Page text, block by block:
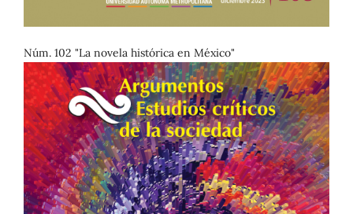
Núm. 102 "La novela histórica en México"